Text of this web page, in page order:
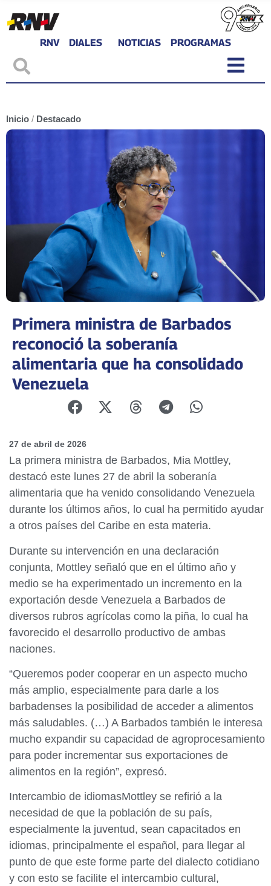
RNV DIALES NOTICIAS PROGRAMAS
Inicio / Destacado
Primera ministra de Barbados
reconoció la soberanía
alimentaria que ha consolidado
Venezuela
27 de abril de 2026
La primera ministra de Barbados, Mia Mottley,
destacó este lunes 27 de abril la soberanía
alimentaria que ha venido consolidando Venezuela
durante los últimos años, lo cual ha permitido ayudar
a otros países del Caribe en esta materia.
Durante su intervención en una declaración
conjunta, Mottley señaló que en el último año y
medio se ha experimentado un incremento en la
exportación desde Venezuela a Barbados de
diversos rubros agrícolas como la piña, lo cual ha
favorecido el desarrollo productivo de ambas
naciones.
“Queremos poder cooperar en un aspecto mucho
más amplio, especialmente para darle a los
barbadenses la posibilidad de acceder a alimentos
más saludables. (…) A Barbados también le interesa
mucho expandir su capacidad de agroprocesamiento
para poder incrementar sus exportaciones de
alimentos en la región”, expresó.
Intercambio de idiomasMottley se refirió a la
necesidad de que la población de su país,
especialmente la juventud, sean capacitados en
idiomas, principalmente el español, para llegar al
punto de que este forme parte del dialecto cotidiano
y con esto se facilite el intercambio cultural,